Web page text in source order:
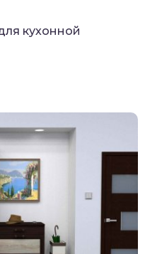
кухонной